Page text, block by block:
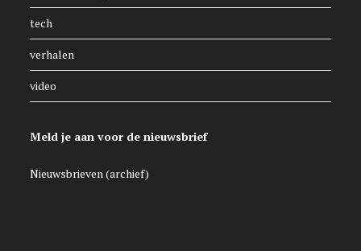
tech
verhalen
video
Meld je aan voor de nieuwsbrief
Nieuwsbrieven (archief)